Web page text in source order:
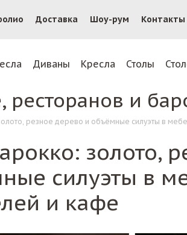
Доставка Шоу-рум Контакты
Диваны Кресла Столы
и
резное дерево и объёмные силуэты в
золото,
силуэты в
и кафе